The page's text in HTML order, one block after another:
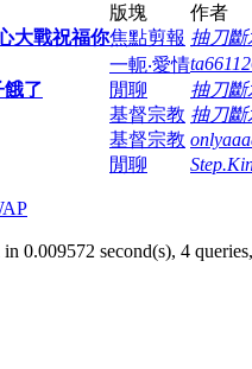
版塊
作者
大戰祝福你焦點剪報 抽刀斷
一軛‧愛情
了
閒聊
抽刀斷
基督宗教 抽刀斷
基督宗教
閒聊
in 0.009572 second(s), 4